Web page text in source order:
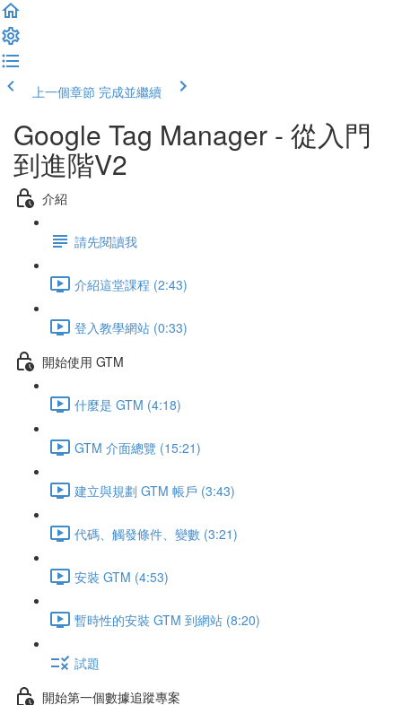
上一個章節 完成並繼續
Google Tag Manager - 從入門
到進階V2
介紹
請先閱讀我
介紹這堂課程 (2:43)
登入教學網站 (0:33)
開始使用 GTM
什麼是 GTM (4:18)
GTM 介面總覽 (15:21)
建立與規劃 GTM 帳戶 (3:43)
代碼、觸發條件、變數 (3:21)
安裝 GTM (4:53)
暫時性的安裝 GTM 到網站 (8:20)
試題
開始第一個數據追蹤專案